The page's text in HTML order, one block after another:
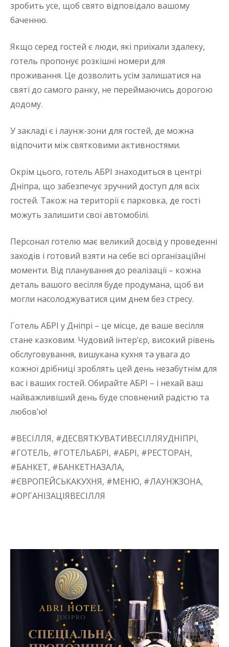
зробить усе, щоб свято відповідало вашому
баченню.
Якщо серед гостей є люди, які приїхали здалеку,
готель пропонує розкішні номери для
проживання. Це дозволить усім залишатися на
святі до самого ранку, не переймаючись дорогою
додому.
У закладі є і лаунж-зони для гостей, де можна
відпочити між святковими активностями.
Окрім цього, готель АБРІ знаходиться в центрі
Дніпра, що забезпечує зручний доступ для всіх
гостей. Також на території є парковка, де гості
можуть залишити свої автомобілі.
Персонал готелю має великий досвід у проведенні
заходів і готовий взяти на себе всі організаційні
моменти. Від планування до реалізації – кожна
деталь вашого весілля буде продумана, щоб ви
могли насолоджуватися цим днем без стресу.
Готель АБРІ у Дніпрі – це місце, де ваше весілля
стане казковим. Чудовий інтер’єр, високий рівень
обслуговування, вишукана кухня та увага до
кожної дрібниці зроблять цей день незабутнім для
вас і ваших гостей. Обирайте АБРІ – і нехай ваш
найважливіший день буде сповнений радістю та
любов’ю!
#ВЕСІЛЛЯ, #ДЕСВЯТКУВАТИВЕСІЛЛЯУДНІПРІ,
#ГОТЕЛЬ, #ГОТЕЛЬАБРІ, #АБРІ, #РЕСТОРАН,
#БАНКЕТ, #БАНКЕТНАЗАЛА,
#ЄВРОПЕЙСЬКАКУХНЯ, #МЕНЮ, #ЛАУНЖЗОНА,
#ОРГАНІЗАЦІЯВЕСІЛЛЯ